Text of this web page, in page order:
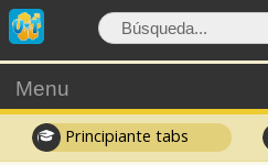
Menu
Principiante tabs